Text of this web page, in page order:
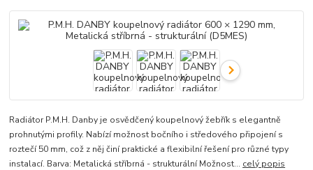
Radiátor P.M.H. Danby je osvědčený koupelnový žebřík s elegantně
prohnutými profily. Nabízí možnost bočního i středového připojení s
roztečí 50 mm, což z něj činí praktické a flexibilní řešení pro různé typy
instalací. Barva: Metalická stříbrná - strukturální Možnost... celý popis